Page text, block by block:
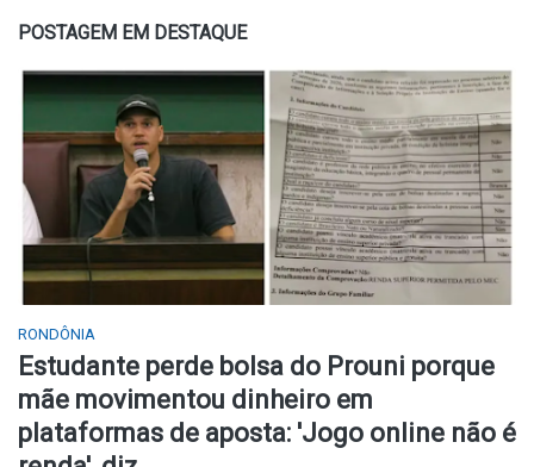
POSTAGEM EM DESTAQUE
RONDÔNIA
Estudante perde bolsa do Prouni porque
mãe movimentou dinheiro em
plataformas de aposta: 'Jogo online não é